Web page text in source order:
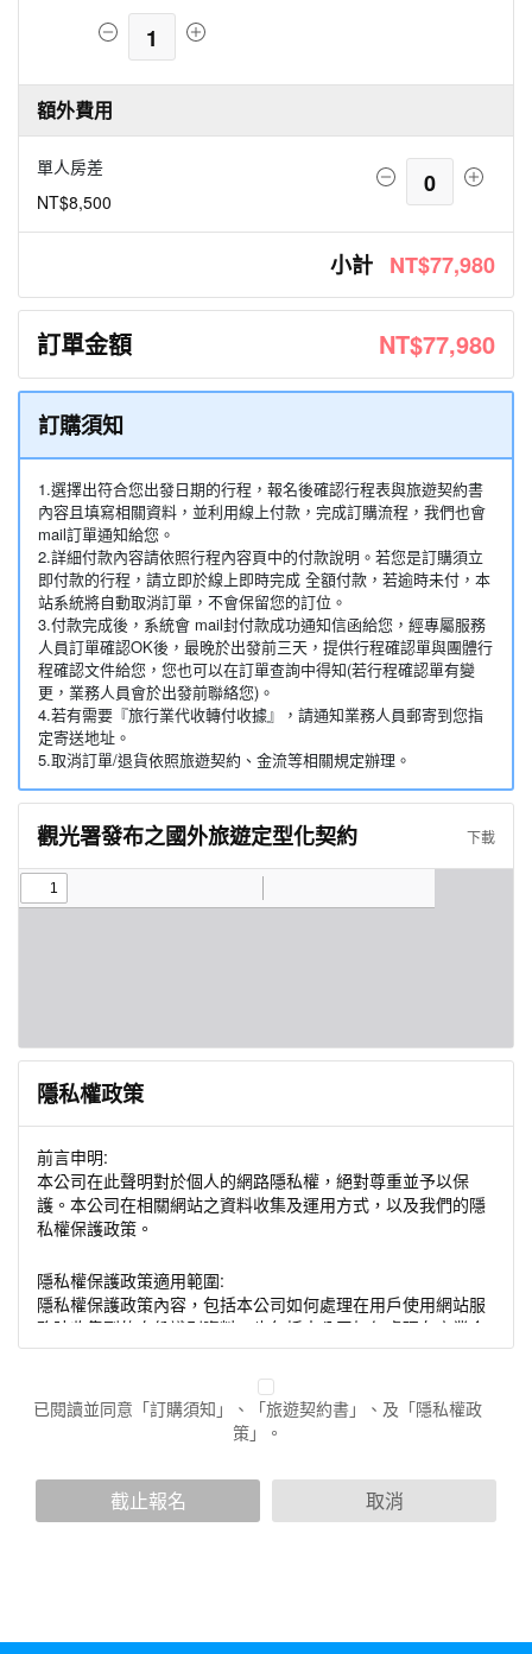
1
額外費用
單人房差
NT$8,500
0
小計 NT$77,980
訂單金額 NT$77,980
訂購須知
1.選擇出符合您出發日期的行程，報名後確認行程表與旅遊契約書
內容且填寫相關資料，並利用線上付款，完成訂購流程，我們也會
mail訂單通知給您。
2.詳細付款內容請依照行程內容頁中的付款說明。若您是訂購須立
即付款的行程，請立即於線上即時完成 全額付款，若逾時未付，本
站系統將自動取消訂單，不會保留您的訂位。
3.付款完成後，系統會 mail封付款成功通知信函給您，經專屬服務
人員訂單確認OK後，最晚於出發前三天，提供行程確認單與團體行
程確認文件給您，您也可以在訂單查詢中得知(若行程確認單有變
更，業務人員會於出發前聯絡您)。
4.若有需要『旅行業代收轉付收據』，請通知業務人員郵寄到您指
定寄送地址。
5.取消訂單/退貨依照旅遊契約、金流等相關規定辦理。
觀光署發布之國外旅遊定型化契約 下載
隱私權政策
前言申明:
本公司在此聲明對於個人的網路隱私權，絕對尊重並予以保
護。本公司在相關網站之資料收集及運用方式，以及我們的隱
私權保護政策。
隱私權保護政策適用範圍:
隱私權保護政策內容，包括本公司如何處理在用戶使用網站服
務時收集到的身份識別資料，也包括本公司如何處理在商業合
作與本公司合作時分享的任何身份識別資料。隱私權保護政策
不適用於本公司以外的公司或網站群，與非本站所僱用或管理
人員。例如您透過本公司旗下網站上的廣告廠商連結，這些置
放連結的廠商也可能蒐集您個人的資料。對於您主動提供的個
人資訊，這些廣告廠商或連結網站有其個別的隱私權保護政
您個人在本網站上的聊天室或討論區中任意公開個人資料的行
為，在非經加密的保護下，亦不適用於本公司隱私權保護政
個人的資料，其範圍如下：
已閱讀並同意「訂購須知」、「旅遊契約書」、及「隱私權政
策」。
截止報名 取消